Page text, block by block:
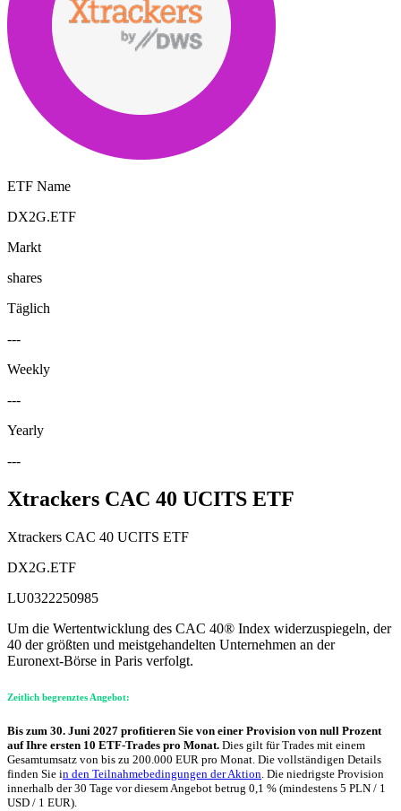
ETF Name
DX2G.ETF
Markt
shares
Täglich
---
Weekly
---
Yearly
---
Xtrackers CAC 40 UCITS ETF
Xtrackers CAC 40 UCITS ETF
DX2G.ETF
LU0322250985
Um die Wertentwicklung des CAC 40® Index widerzuspiegeln, der
40 der größten und meistgehandelten Unternehmen an der
Euronext-Börse in Paris verfolgt.
Zeitlich begrenztes Angebot:
Bis zum 30. Juni 2027 profitieren Sie von einer Provision von null Prozent
auf Ihre ersten 10 ETF-Trades pro Monat. Dies gilt für Trades mit einem
Gesamtumsatz von bis zu 200.000 EUR pro Monat. Die vollständigen Details
finden Sie in den Teilnahmebedingungen der Aktion. Die niedrigste Provision
innerhalb der 30 Tage vor diesem Angebot betrug 0,1 % (mindestens 5 PLN / 1
USD / 1 EUR).